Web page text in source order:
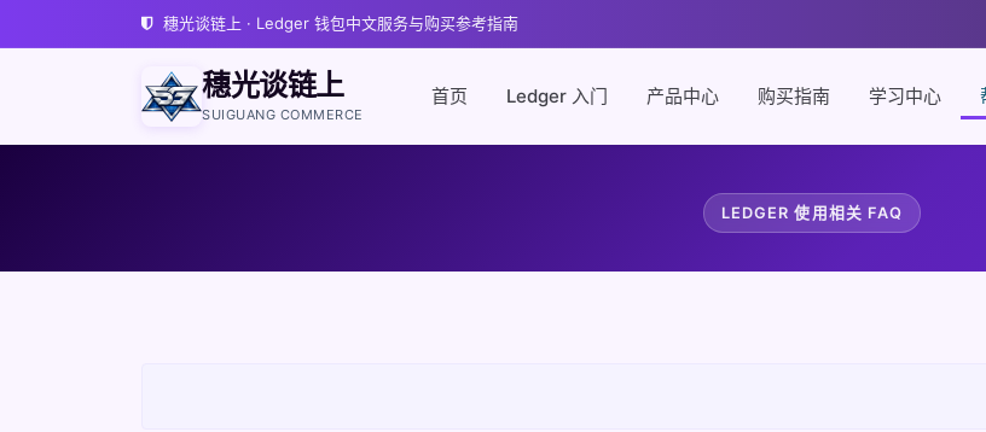
穗光谈链上 · Ledger 钱包中文服务与购买参考指南
穗光谈链上
SUIGUANG COMMERCE
首页 Ledger 入门 产品中心 购买指南 学习中心
LEDGER 使用相关 FAQ